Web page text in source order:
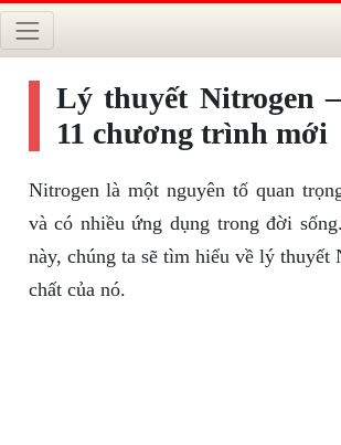
Lý thuyết Nitrogen
11 chương trình mới
Nitrogen là một nguyên tố quan
và có nhiều ứng dụng trong đời
này, chúng ta sẽ tìm hiểu về lý thuyết
chất của nó.